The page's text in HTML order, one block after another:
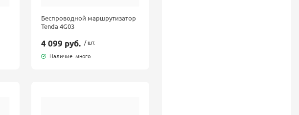
Беспроводной маршрутизатор
Tenda 4G03
4 099 руб. / шт.
Наличие: много